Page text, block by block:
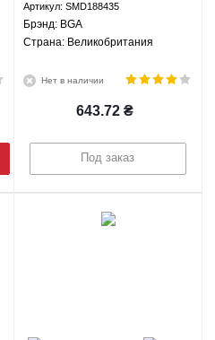
Грейт Вол Ховер H2 Хавал
H3 Н5 Вингл 5 ЗХ Лендмарк
- SMD188435 BGA
Артикул: SMD188435
Брэнд: BGA
Страна: Великобритания
Нет в наличии
643.72 ₴
Под заказ